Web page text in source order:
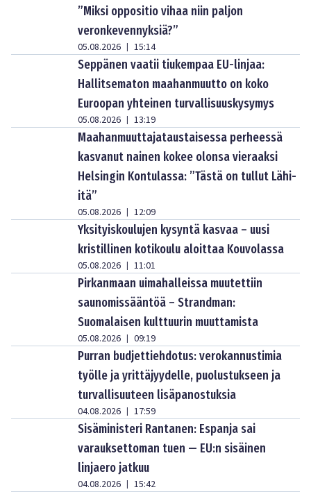
”Miksi oppositio vihaa niin paljon
veronkevennyksiä?”
05.08.2026 | 15:14
Seppänen vaatii tiukempaa EU-linjaa:
Hallitsematon maahanmuutto on koko
Euroopan yhteinen turvallisuuskysymys
05.08.2026 | 13:19
Maahanmuuttajataustaisessa perheessä
kasvanut nainen kokee olonsa vieraaksi
Helsingin Kontulassa: ”Tästä on tullut Lähi-
itä”
05.08.2026 | 12:09
Yksityiskoulujen kysyntä kasvaa – uusi
kristillinen kotikoulu aloittaa Kouvolassa
05.08.2026 | 11:01
Pirkanmaan uimahalleissa muutettiin
saunomissääntöä – Strandman:
Suomalaisen kulttuurin muuttamista
05.08.2026 | 09:19
Purran budjettiehdotus: verokannustimia
työlle ja yrittäjyydelle, puolustukseen ja
turvallisuuteen lisäpanostuksia
04.08.2026 | 17:59
Sisäministeri Rantanen: Espanja sai
varauksettoman tuen — EU:n sisäinen
linjaero jatkuu
04.08.2026 | 15:42